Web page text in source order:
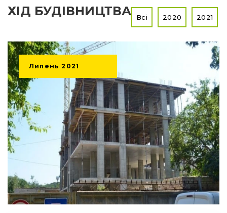
ХІД БУДІВНИЦТВА Всі 2020 2021
Липень 2021